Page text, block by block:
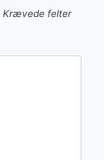
Krævede felter